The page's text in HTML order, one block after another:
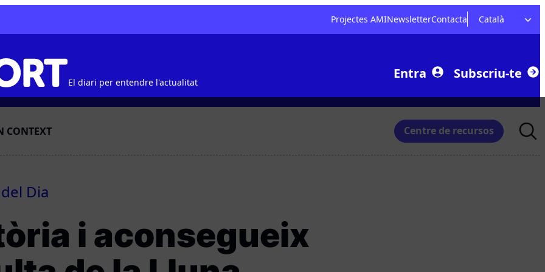
Projectes AMINewsletterContacta Català
El diari per entendre l'actualitat
Entra Subscriu-te
CONTEXT Centre de recursos
for:
Dia
i aconsegueix